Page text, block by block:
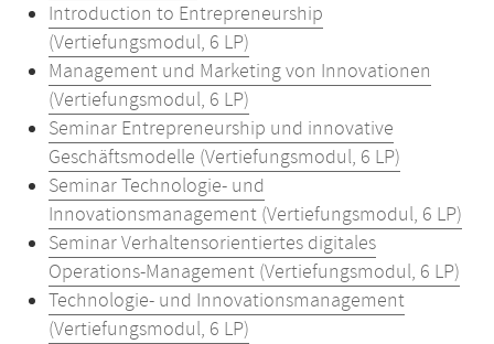
Introduction to Entrepreneurship
(Vertiefungsmodul, 6 LP)
Management und Marketing von Innovationen
(Vertiefungsmodul, 6 LP)
Seminar Entrepreneurship und innovative
Geschäftsmodelle (Vertiefungsmodul, 6 LP)
Seminar Technologie- und
Innovationsmanagement (Vertiefungsmodul, 6 LP)
Seminar Verhaltensorientiertes digitales
Operations-Management (Vertiefungsmodul, 6 LP)
Technologie- und Innovationsmanagement
(Vertiefungsmodul, 6 LP)